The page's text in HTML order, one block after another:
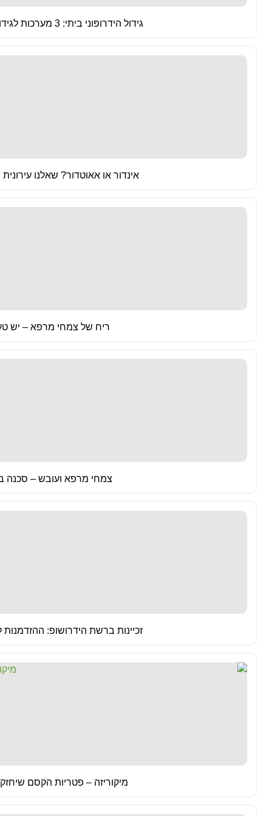
גידול הידרופוני ביתי: 3 מערכות לגידול הידרו למגדל המתחיל
אינדור או אאוטדור? שאלנו
ריח של צמחי מרפא – יש
צמחי מרפא ועובש – סכנה
זכיינות ברשת הידרושופ: ההזדמנות
מיקוריזה – פטריות הקסם